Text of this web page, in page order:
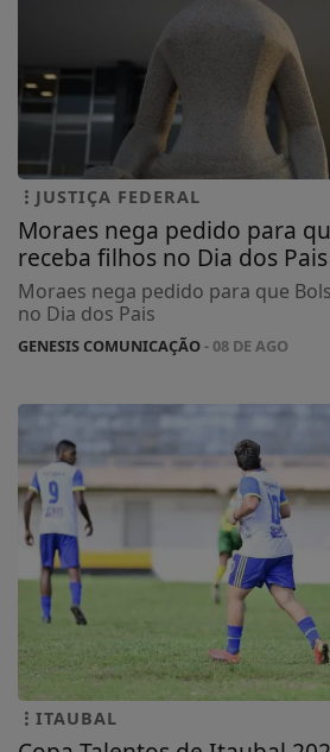
JUSTIÇA FEDERAL
Moraes nega pedido para
receba filhos no Dia dos Pais
Moraes nega pedido para que
no Dia dos Pais
GENESIS COMUNICAÇÃO- 08 DE AGO
ITAUBAL